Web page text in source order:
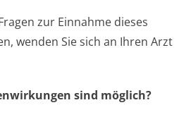
zur Einnahme dieses
wenden Sie sich an Ihren Arzt
sind möglich?